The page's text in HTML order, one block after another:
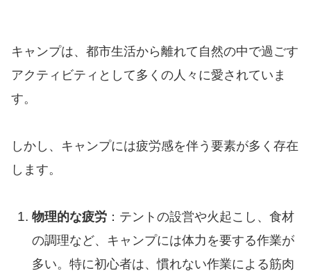
キャンプは、都市生活から離れて自然の中で過ごす
アクティビティとして多くの人々に愛されていま
す。
しかし、キャンプには疲労感を伴う要素が多く存在
します。
物理的な疲労：テントの設営や火起こし、食材
の調理など、キャンプには体力を要する作業が
多い。特に初心者は、慣れない作業による筋肉